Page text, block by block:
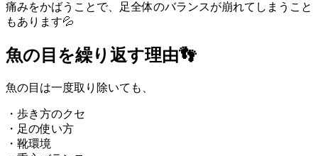
痛みをかばうことで、足全体のバランスが崩れてしまうこと
もあります💦
魚の目を繰り返す理由👣
魚の目は一度取り除いても、
・歩き方のクセ
・足の使い方
・靴環境